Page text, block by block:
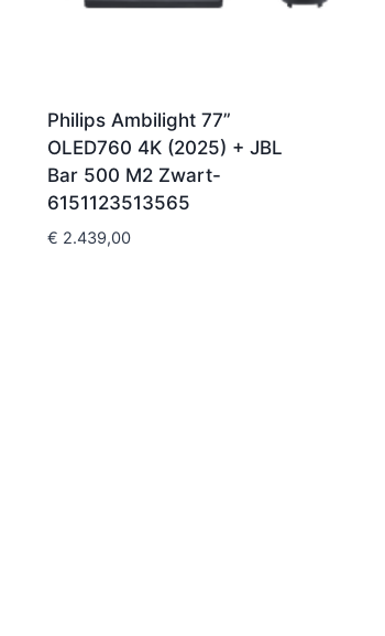
Philips Ambilight 77”
OLED760 4K (2025) + JBL
Bar 500 M2 Zwart-
6151123513565
€ 2.439,00